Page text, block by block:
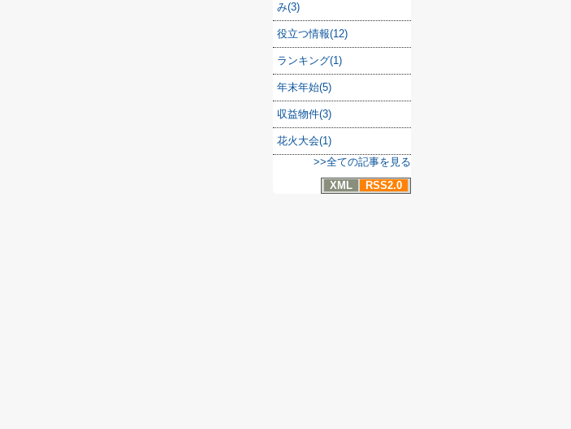
み(3)
役立つ情報(12)
ランキング(1)
年末年始(5)
収益物件(3)
花火大会(1)
>>全ての記事を見る
XML
RSS2.0